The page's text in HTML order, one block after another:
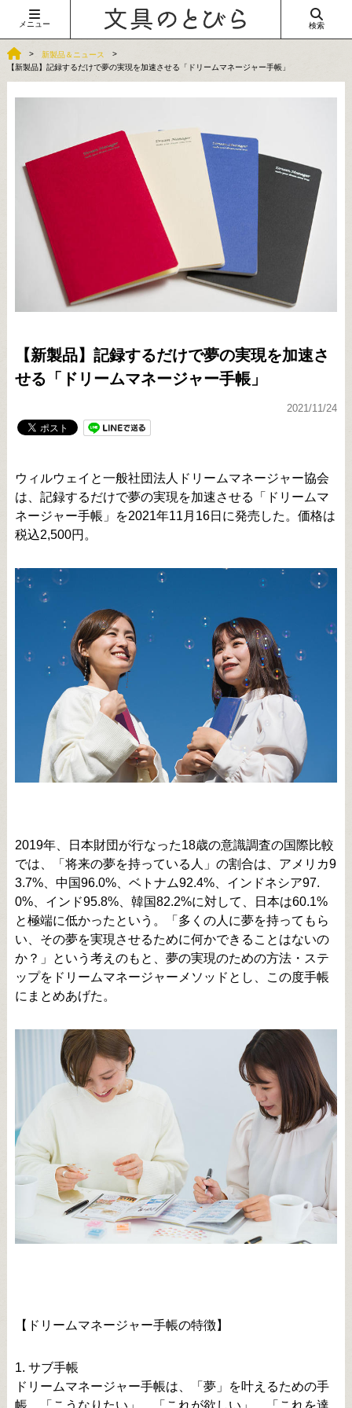
メニュー 検索
新製品＆ニュース
【新製品】記録するだけで夢の実現を加速させる「ドリームマネージャー手帳」
【新製品】記録するだけで夢の実現を加速さ
せる「ドリームマネージャー手帳」
2021/11/24
ウィルウェイと一般社団法人ドリームマネージャー協会
は、記録するだけで夢の実現を加速させる「ドリームマ
ネージャー手帳」を2021年11月16日に発売した。価格は
税込2,500円。
2019年、日本財団が行なった18歳の意識調査の国際比較
では、「将来の夢を持っている人」の割合は、アメリカ9
3.7%、中国96.0%、ベトナム92.4%、インドネシア97.
0%、インド95.8%、韓国82.2%に対して、日本は60.1%
と極端に低かったという。「多くの人に夢を持ってもら
い、その夢を実現させるために何かできることはないの
か？」という考えのもと、夢の実現のための方法・ステ
ップをドリームマネージャーメソッドとし、この度手帳
にまとめあげた。
【ドリームマネージャー手帳の特徴】
1. サブ手帳
ドリームマネージャー手帳は、「夢」を叶えるための手